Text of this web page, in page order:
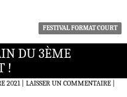
FESTIVAL FORMAT COURT
DU 3ÈME
!
2021 LAISSER UN COMMENTAIRE|